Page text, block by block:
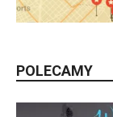
POLECAMY